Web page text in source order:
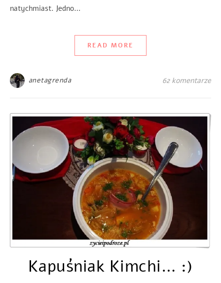
natychmiast. Jedno…
READ MORE
anetagrenda 62 komentarze
Kapuśniak Kimchi… :)